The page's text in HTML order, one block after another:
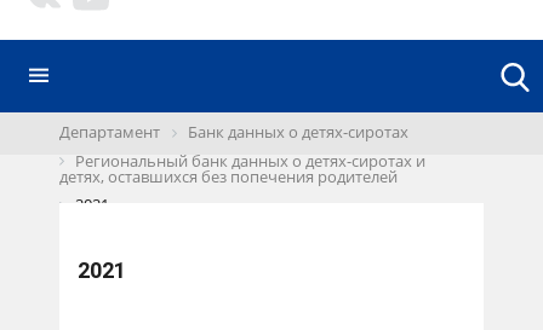
Департамент
Банк данных о детях-сиротах
Региональный банк данных о детях-сиротах и
детях, оставшихся без попечения родителей
2021
2021